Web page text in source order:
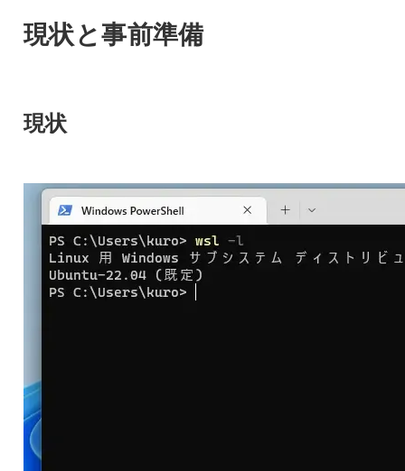
現状と事前準備
現状